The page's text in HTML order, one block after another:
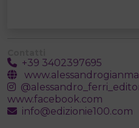
+39 3402397695
www.facebook.com
info@edizionie100.com